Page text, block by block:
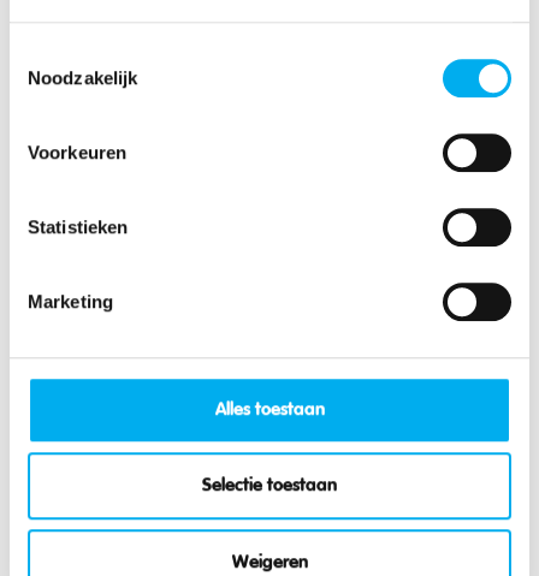
Noodzakelijk
Voorkeuren
Statistieken
Marketing
Alles toestaan
Selectie toestaan
Weigeren